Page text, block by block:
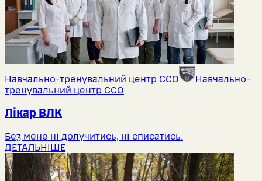
Навчально-тренувальний центр ССО
Навчально-
тренувальний центр ССО
Лікар ВЛК
Без мене ні долучитись, ні списатись.
ДЕТАЛЬНІШЕ